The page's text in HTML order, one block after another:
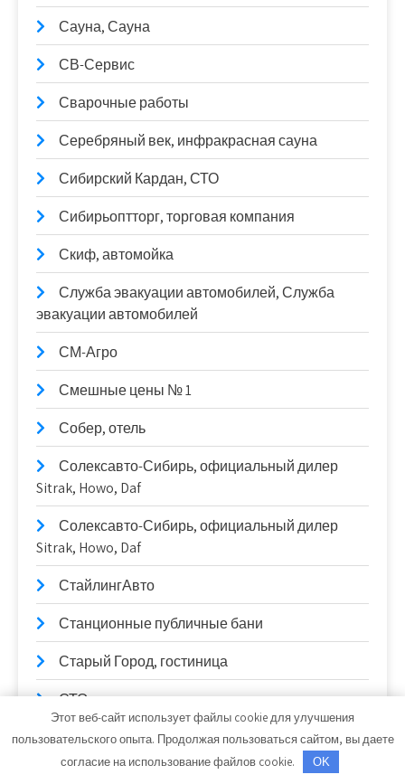
Сауна, Сауна
СВ-Сервис
Сварочные работы
Серебряный век, инфракрасная сауна
Сибирский Кардан, СТО
Сибирьоптторг, торговая компания
Скиф, автомойка
Служба эвакуации автомобилей, Служба
эвакуации автомобилей
СМ-Агро
Смешные цены № 1
Собер, отель
Солексавто-Сибирь, официальный дилер
Sitrak, Howo, Daf
Солексавто-Сибирь, официальный дилер
Sitrak, Howo, Daf
СтайлингАвто
Станционные публичные бани
Старый Город, гостиница
СТО
СТО
Этот веб-сайт использует файлы cookie для улучшения
пользовательского опыта. Продолжая пользоваться сайтом, вы даете
согласие на использование файлов cookie.
OK